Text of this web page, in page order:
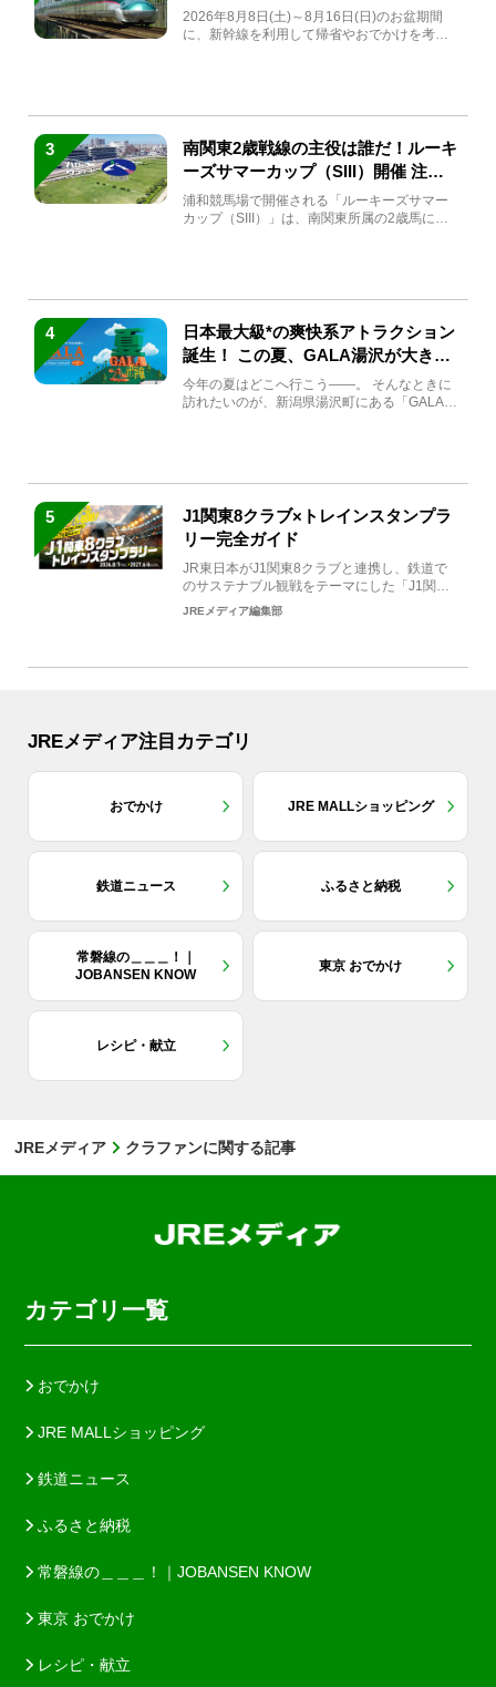
急券も解説
2026年8月8日(土)～8月16日(日)のお盆期間
に、新幹線を利用して帰省やおでかけを考え
3
南関東2歳戦線の主役は誰だ！ルーキ
ーズサマーカップ（SIII）開催 注目
馬と見どころをチェック
浦和競馬場で開催される「ルーキーズサマー
カップ（SIII）」は、南関東所属の2歳馬によ
4
日本最大級*の爽快系アトラクション
誕生！ この夏、GALA湯沢が大きく
生まれ変わる
今年の夏はどこへ行こう――。 そんなときに
訪れたいのが、新潟県湯沢町にある「GALA湯
5
J1関東8クラブ×トレインスタンプラ
リー完全ガイド
JR東日本がJ1関東8クラブと連携し、鉄道で
のサステナブル観戦をテーマにした「J1関東8
クラブ×トレイン...
JREメディア編集部
JREメディア注目カテゴリ
おでかけ JRE MALLショッピング
鉄道ニュース ふるさと納税
常磐線の＿＿＿！｜
JOBANSEN KNOW
東京 おでかけ
レシピ・献立
JREメディア クラファンに関する記事
カテゴリ一覧
おでかけ
JRE MALLショッピング
鉄道ニュース
ふるさと納税
常磐線の＿＿＿！｜JOBANSEN KNOW
東京 おでかけ
レシピ・献立